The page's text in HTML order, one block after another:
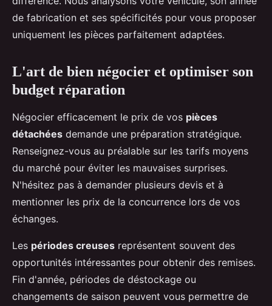
de fabrication et ses spécificités pour vous proposer
uniquement les pièces parfaitement adaptées.
L'art de bien négocier et optimiser son
budget réparation
Négocier efficacement le prix de vos pièces
détachées demande une préparation stratégique.
Renseignez-vous au préalable sur les tarifs moyens
du marché pour éviter les mauvaises surprises.
N'hésitez pas à demander plusieurs devis et à
mentionner les prix de la concurrence lors de vos
échanges.
Les périodes creuses représentent souvent des
opportunités intéressantes pour obtenir des remises.
Fin d'année, périodes de déstockage ou
changements de saison peuvent vous permettre de